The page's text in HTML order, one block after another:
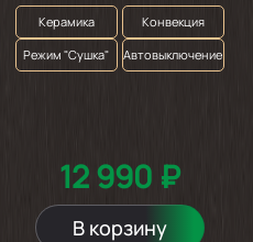
Керамика
Конвекция
Режим "Сушка"
Автовыключение
12 990 ₽
В корзину